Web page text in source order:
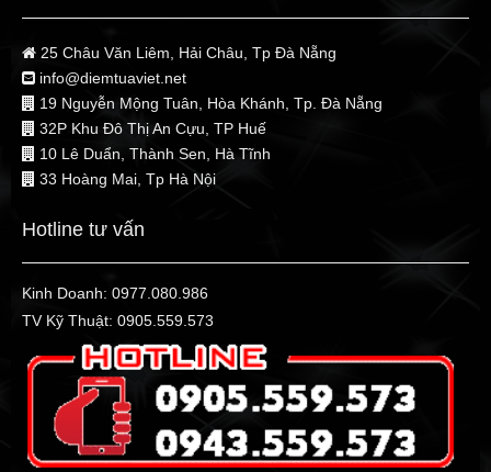
25 Châu Văn Liêm, Hải Châu, Tp Đà Nẵng
info@diemtuaviet.net
19 Nguyễn Mộng Tuân, Hòa Khánh, Tp. Đà Nẵng
32P Khu Đô Thị An Cựu, TP Huế
10 Lê Duẩn, Thành Sen, Hà Tĩnh
33 Hoàng Mai, Tp Hà Nội
Hotline tư vấn
Kinh Doanh: 0977.080.986
TV Kỹ Thuật: 0905.559.573